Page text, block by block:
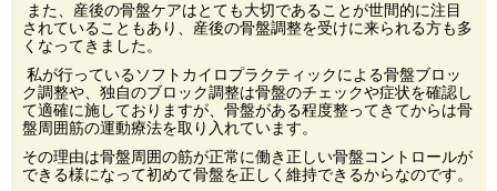
また、産後の骨盤ケアはとても大切であることが世間的に注目
されていることもあり、産後の骨盤調整を受けに来られる方も多
くなってきました。
私が行っているソフトカイロプラクティックによる骨盤ブロッ
ク調整や、独自のブロック調整は骨盤のチェックや症状を確認し
て適確に施しておりますが、骨盤がある程度整ってきてからは骨
盤周囲筋の運動療法を取り入れています。
その理由は骨盤周囲の筋が正常に働き正しい骨盤コントロールが
できる様になって初めて骨盤を正しく維持できるからなのです。